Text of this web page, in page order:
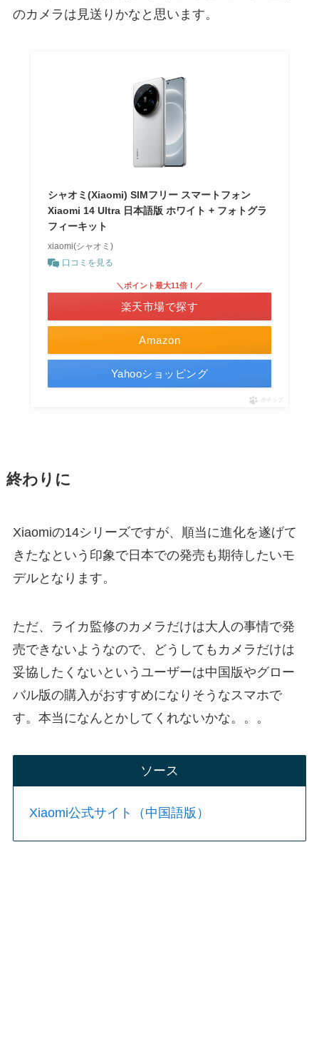
のカメラは見送りかなと思います。
シャオミ(Xiaomi) SIMフリー スマートフォン
Xiaomi 14 Ultra 日本語版 ホワイト + フォトグラ
フィーキット
xiaomi(シャオミ)
口コミを見る
Amazon
＼ポイント最大11倍！／
楽天市場で探す
Yahooショッピング
ポチップ
終わりに
Xiaomiの14シリーズですが、順当に進化を遂げて
きたなという印象で日本での発売も期待したいモ
デルとなります。
ただ、ライカ監修のカメラだけは大人の事情で発
売できないようなので、どうしてもカメラだけは
妥協したくないというユーザーは中国版やグロー
バル版の購入がおすすめになりそうなスマホで
す。本当になんとかしてくれないかな。。。
ソース
Xiaomi公式サイト（中国語版）